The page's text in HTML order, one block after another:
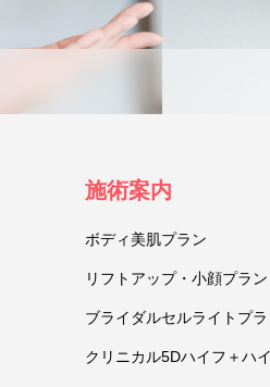
施術案内
ボディ美肌プラン
リフトアップ・小顔プラン
ブライダルセルライトプラ
クリニカル5Dハイフ＋ハ